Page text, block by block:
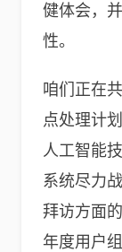
健体会，
性。
咱们正在
点处理计
人工智能
系统尽力
拜访方面
年度用户